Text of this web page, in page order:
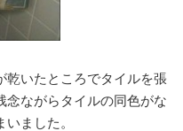
乾いたところでタイルを張
念ながらタイルの同色がな
ました。